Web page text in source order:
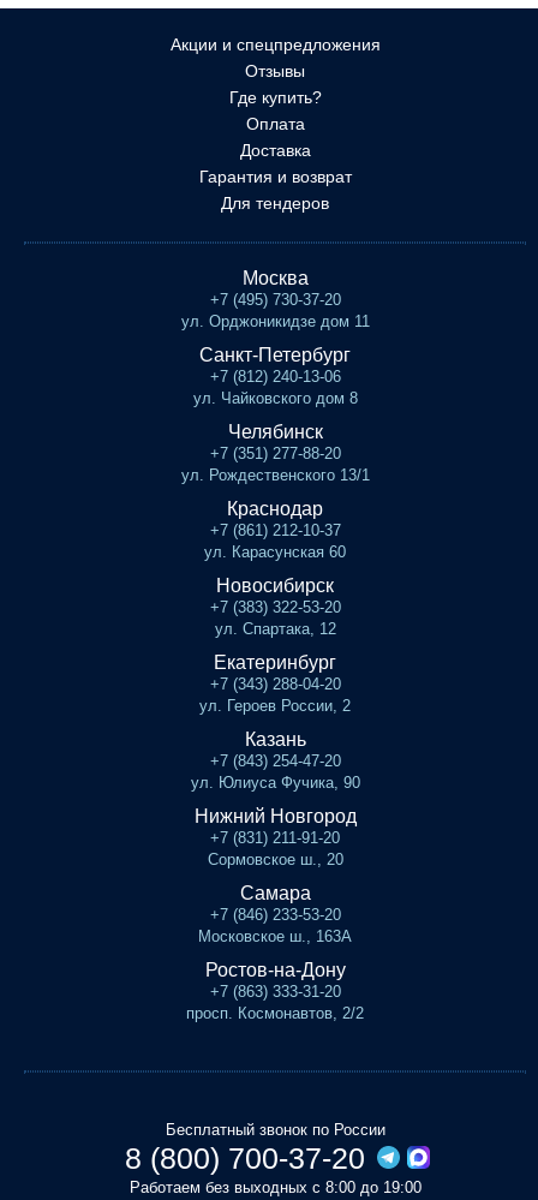
Акции и спецпредложения
Отзывы
Где купить?
Оплата
Доставка
Гарантия и возврат
Для тендеров
Москва
+7 (495) 730-37-20
ул. Орджоникидзе дом 11
Санкт-Петербург
+7 (812) 240-13-06
ул. Чайковского дом 8
Челябинск
+7 (351) 277-88-20
ул. Рождественского 13/1
Краснодар
+7 (861) 212-10-37
ул. Карасунская 60
Новосибирск
+7 (383) 322-53-20
ул. Спартака, 12
Екатеринбург
+7 (343) 288-04-20
ул. Героев России, 2
Казань
+7 (843) 254-47-20
ул. Юлиуса Фучика, 90
Нижний Новгород
+7 (831) 211-91-20
Сормовское ш., 20
Самара
+7 (846) 233-53-20
Московское ш., 163А
Ростов-на-Дону
+7 (863) 333-31-20
просп. Космонавтов, 2/2
Бесплатный звонок по России
8 (800) 700-37-20
Работаем без выходных с 8:00 до 19:00